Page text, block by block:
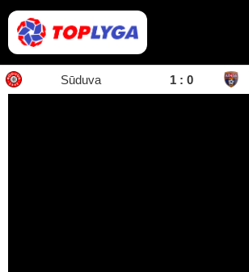
Sūduva 1 : 0